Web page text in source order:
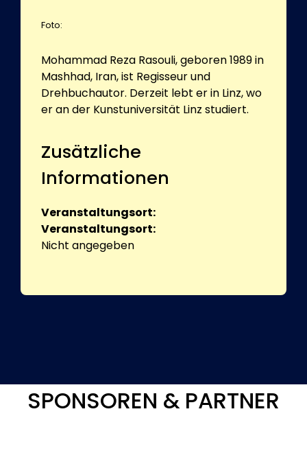
Foto:
Mohammad Reza Rasouli, geboren 1989 in
Mashhad, Iran, ist Regisseur und
Drehbuchautor. Derzeit lebt er in Linz, wo
er an der Kunstuniversität Linz studiert.
Zusätzliche
Informationen
Veranstaltungsort:
Veranstaltungsort:
Nicht angegeben
SPONSOREN & PARTNER